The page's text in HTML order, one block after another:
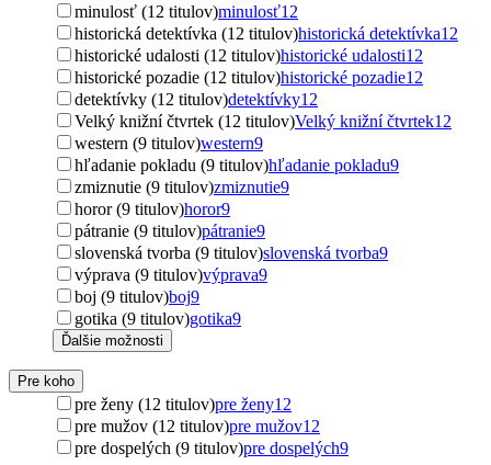
minulosť (12 titulov)minulosť12
historická detektívka (12 titulov)historická detektívka12
historické udalosti (12 titulov)historické udalosti12
historické pozadie (12 titulov)historické pozadie12
detektívky (12 titulov)detektívky12
Velký knižní čtvrtek (12 titulov)Velký knižní čtvrtek12
western (9 titulov)western9
hľadanie pokladu (9 titulov)hľadanie pokladu9
zmiznutie (9 titulov)zmiznutie9
horor (9 titulov)horor9
pátranie (9 titulov)pátranie9
slovenská tvorba (9 titulov)slovenská tvorba9
výprava (9 titulov)výprava9
boj (9 titulov)boj9
gotika (9 titulov)gotika9
Ďalšie možnosti
Pre koho
pre ženy (12 titulov)pre ženy12
pre mužov (12 titulov)pre mužov12
pre dospelých (9 titulov)pre dospelých9